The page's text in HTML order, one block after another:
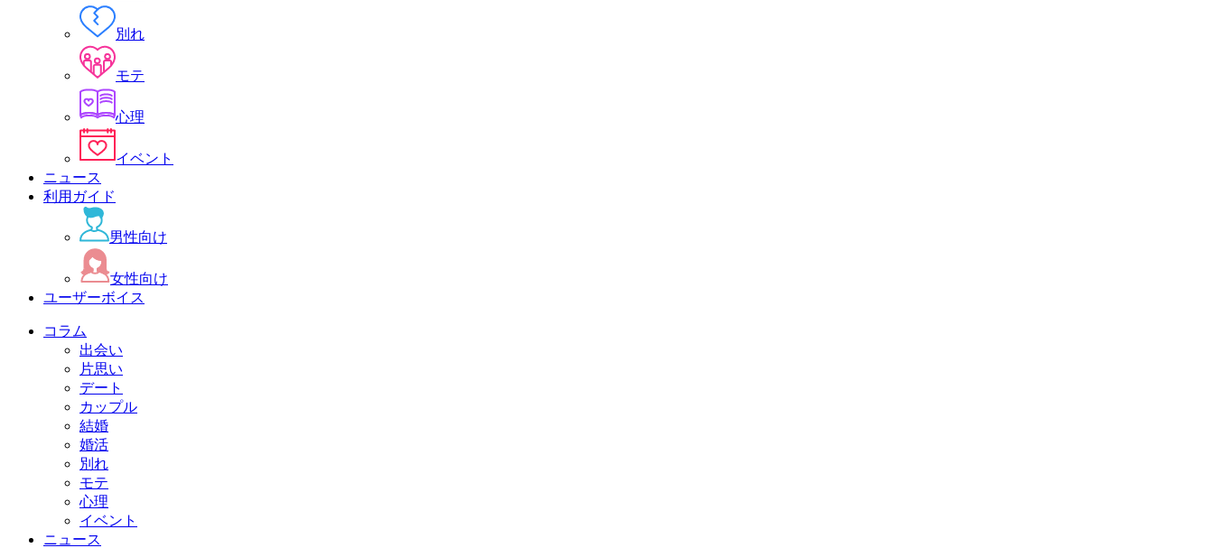
別れ
モテ
心理
イベント
ニュース
利用ガイド
男性向け
女性向け
ユーザーボイス
コラム
出会い
片思い
デート
カップル
結婚
婚活
別れ
モテ
心理
イベント
ニュース